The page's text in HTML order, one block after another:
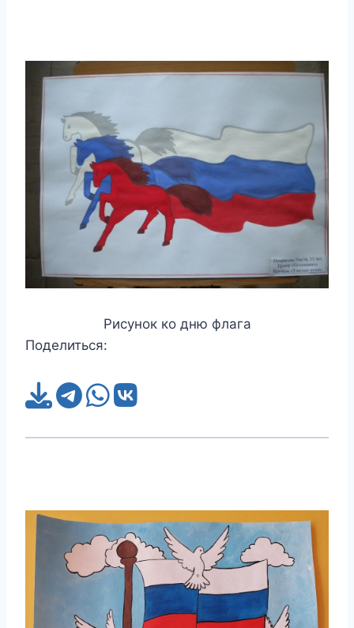
Рисунок ко дню флага
Поделиться: